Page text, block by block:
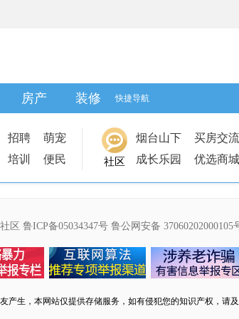
房产 装修 快捷导航
招聘
萌宠
培训 便民 社区
烟台山下 买房交流
成长乐园
优选商城
区 鲁ICP备05034347号 鲁公网安备 37060202000105
产生，本网站仅提供存储服务，如有侵犯您的知识产权，请